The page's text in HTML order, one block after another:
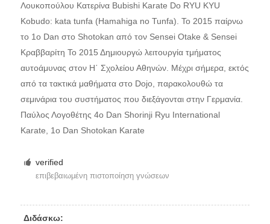
Λουκοπούλου Κατερίνα Bubishi Karate Do RYU KYU
Kobudo: kata tunfa (Hamahiga no Tunfa). To 2015 παίρνω
το 1ο Dan στο Shotokan από τον Sensei Otake & Sensei
Κραββαρίτη Το 2015 Δημιουργώ λειτουργία τμήματος
αυτοάμυνας στον Η΄ Σχολείου Αθηνών. Μέχρι σήμερα, εκτός
από τα τακτικά μαθήματα στο Dojo, παρακολουθώ τα
σεμινάρια του συστήματος που διεξάγονται στην Γερμανία.
Παύλος Λογοθέτης 4ο Dan Shorinji Ryu International
Karate, 1ο Dan Shotokan Karate
verified
επιβεβαιωμένη πιστοποίηση γνώσεων
Διδάσκω: